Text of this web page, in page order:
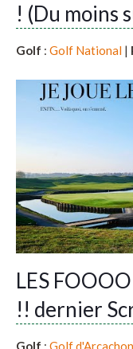
! (Du moins
Golf : Golf National |
LES
!! dernier
Golf : Golf d'Arcachon